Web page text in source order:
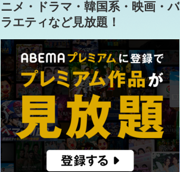
ニメ・ドラマ・韓国系・映画・バ
ラエティなど見放題！